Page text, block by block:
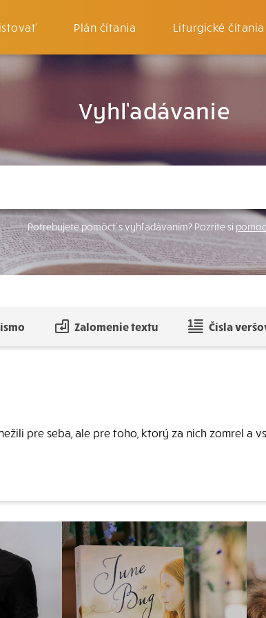
Plán čítania Liturgické čítania
Vyhľadávanie
Potrebujete pomôcť s vyhľadávaním? Pozrite si
Zalomenie textu Čísla
pre seba, ale pre toho, ktorý za nich zomrel a